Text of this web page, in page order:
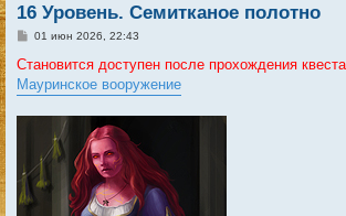
16 Уровень. Семитканое полотно
С
о
щ
н
01 июн 2026, 22:43
Становится доступен после прохождения квеста
Мауринское вооружение